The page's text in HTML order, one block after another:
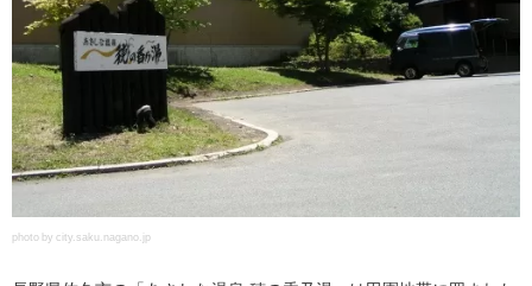
photo by city.saku.nagano.jp